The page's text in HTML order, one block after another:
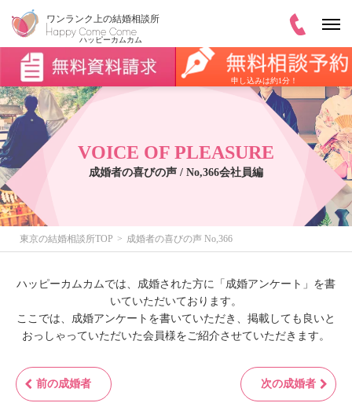
申し込みは約1分！
VOICE OF PLEASURE
成婚者の喜びの声 / No,366会社員編
東京の結婚相談所TOP 成婚者の喜びの声 No,366
ハッピーカムカムでは、成婚された方に「成婚アンケート」を書
いていただいております。
ここでは、成婚アンケートを書いていただき、掲載しても良いと
おっしゃっていただいた会員様をご紹介させていただきます。
前の成婚者 次の成婚者